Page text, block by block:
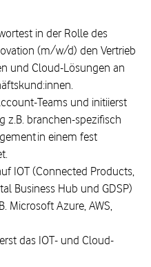
in der Rolle des
(m/w/d) den Vertrieb
und Cloud-Lösungen an
Teams und initiierst
z.B. branchen-spezifisch
in einem fest
IOT (Connected Products,
Business Hub und GDSP)
Microsoft Azure, AWS,
das IOT- und Cloud-